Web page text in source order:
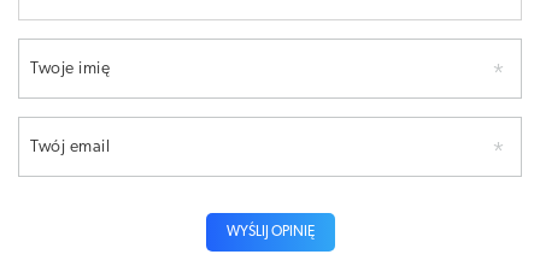
Twoje imię
Twój email
WYŚLIJ OPINIĘ